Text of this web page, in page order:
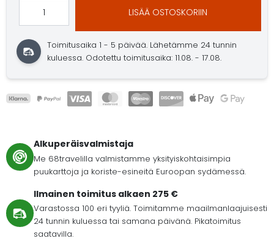
LISÄÄ OSTOSKORIIN
Toimitusaika 1 - 5 päivää. Lähetämme 24 tunnin
kuluessa. Odotettu toimitusaika: 11.08. - 17.08.
Alkuperäisvalmistaja
Me 68travelilla valmistamme yksityiskohtaisimpia
puukarttoja ja koriste-esineitä Euroopan sydämessä.
Ilmainen toimitus alkaen 275 €
Varastossa 100 eri tyyliä. Toimitamme maailmanlaajuisesti
24 tunnin kuluessa tai samana päivänä. Pikatoimitus
saatavilla.